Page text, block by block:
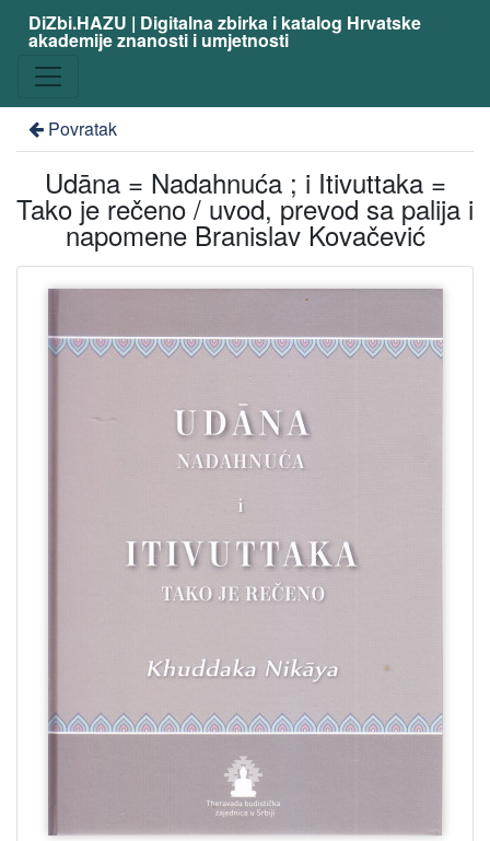
DiZbi.HAZU | Digitalna zbirka i katalog Hrvatske
akademije znanosti i umjetnosti
Povratak
Udāna = Nadahnuća ; i Itivuttaka =
Tako je rečeno / uvod, prevod sa palija i
napomene Branislav Kovačević